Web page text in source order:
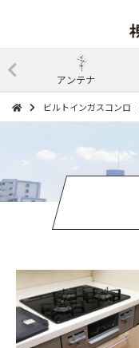
アンテナ
ビルトインガスコンロ